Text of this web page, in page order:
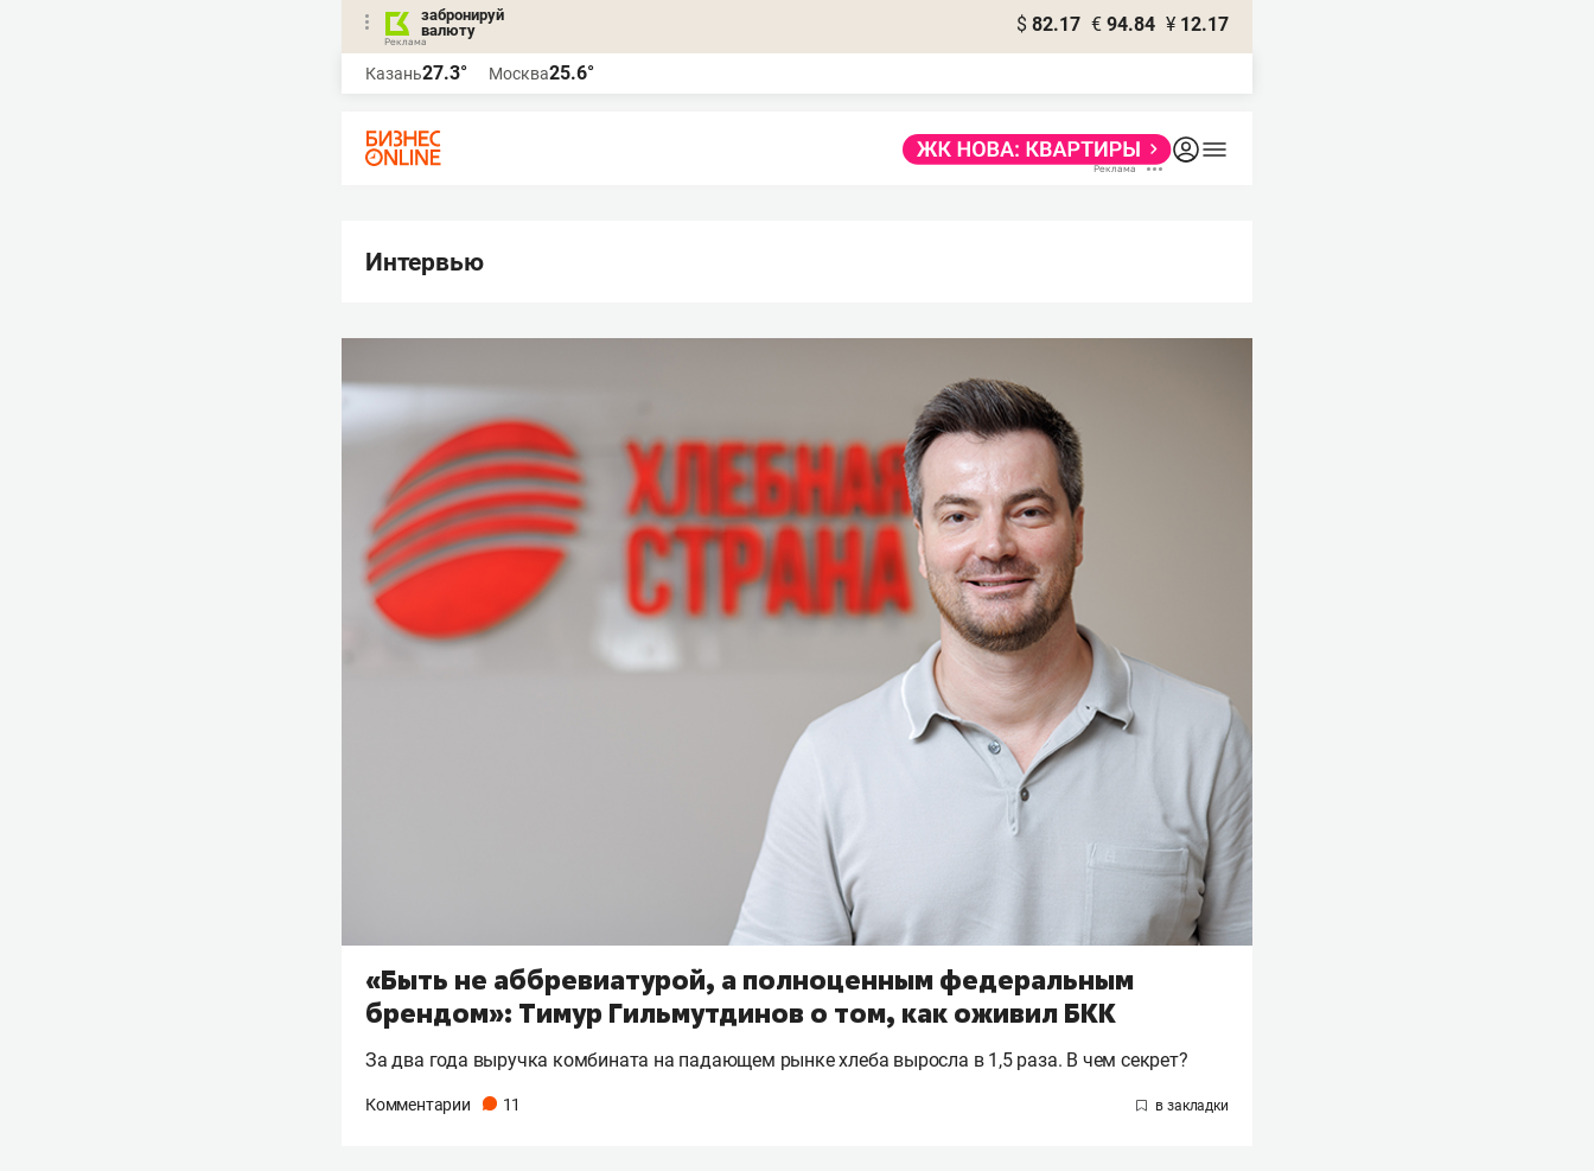
забронируй
валюту
$ 82.17 € 94.84 ¥ 12.17
Казань27.3° Москва25.6°
Интервью
«Быть не аббревиатурой, а полноценным федеральным
брендом»: Тимур Гильмутдинов о том, как оживил БКК
За два года выручка комбината на падающем рынке хлеба выросла в 1,5 раза. В чем секрет?
Комментарии 11